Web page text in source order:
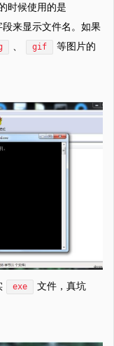
时候使用的是
段来显示文件名。如果
gif
等图片的
exe
文件，真坑